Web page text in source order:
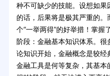
种不可缺少的技能。设想如果
的话，后果将是极其严重的
个“一举两得”的好举措！掌握
阶段：金融基本知识体系。
论知识开始，金融概念是较
金融工具是何等复杂，其基本